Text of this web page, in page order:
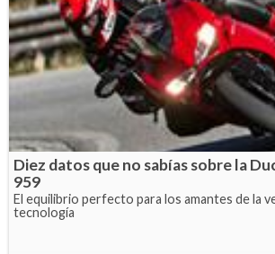
Diez datos que no sabías sobre la
959
El equilibrio perfecto para los amantes de la
tecnología